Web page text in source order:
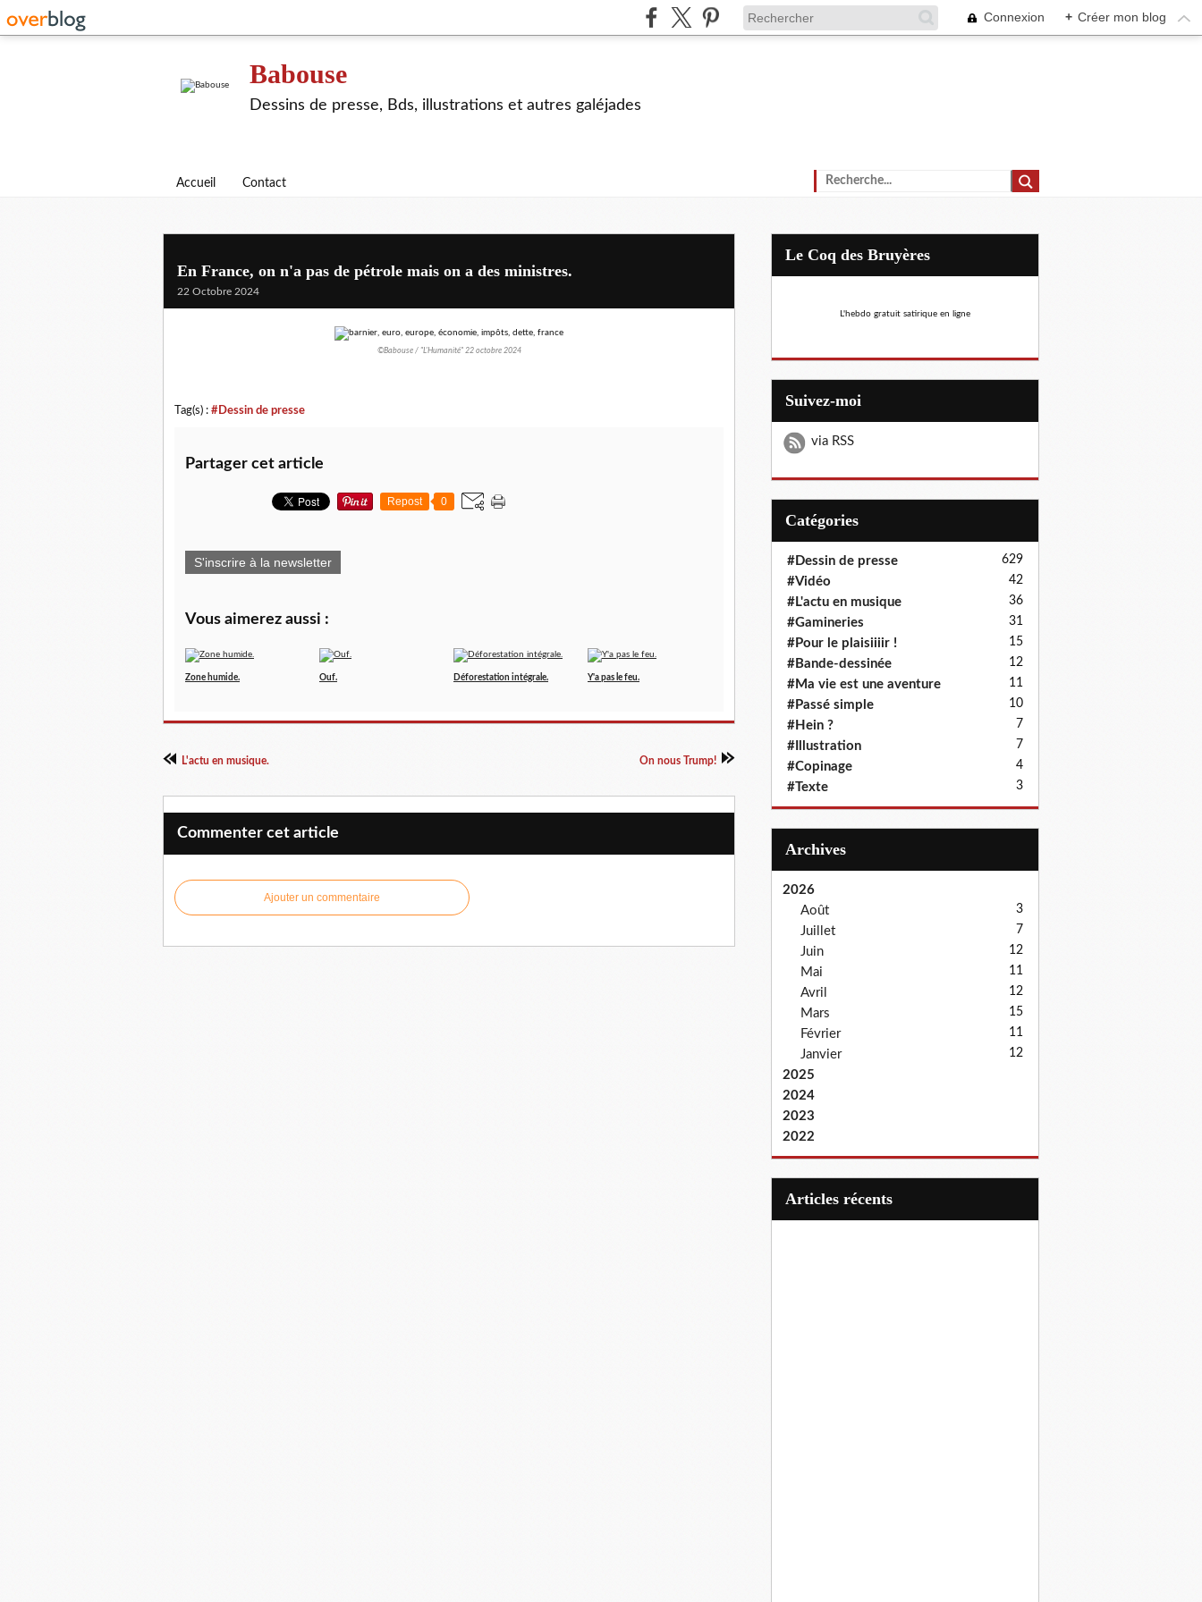
Connexion + Créer mon blog
Babouse
Dessins de presse, Bds, illustrations et autres galéjades
Accueil Contact
En France, on n'a pas de pétrole mais on a des ministres.
22 Octobre 2024
©Babouse / "L'Humanité" 22 octobre 2024
Tag(s) : #Dessin de presse
Partager cet article
Repost 0
S'inscrire à la newsletter
Vous aimerez aussi :
Zone humide. Ouf. Déforestation intégrale. Y'a pas le feu.
L'actu en musique. On nous Trump!
Commenter cet article
Ajouter un commentaire
Le Coq des Bruyères
L'hebdo gratuit satirique en ligne
Suivez-moi
via RSS
Catégories
#Dessin de presse 629
#Vidéo 42
#L'actu en musique 36
#Gamineries 31
#Pour le plaisiiiir ! 15
#Bande-dessinée 12
#Ma vie est une aventure 11
#Passé simple 10
#Hein ? 7
#Illustration 7
#Copinage 4
#Texte 3
Archives
2026
Août
3
Juillet 7
Juin 12
Mai 11
Avril 12
Mars 15
Février 11
Janvier 12
2025
2024
2023
2022
articles récents